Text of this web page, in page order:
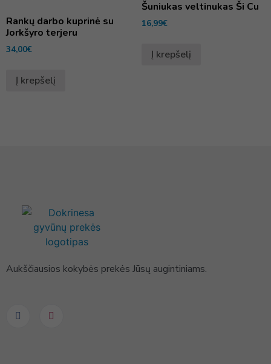
Rankų darbo kuprinė su
Jorkšyro terjeru
34,00€
Į krepšelį
Šuniukas veltinukas Ši Cu
16,99€
Į krepšelį
Aukščiausios kokybės prekės Jūsų augintiniams.